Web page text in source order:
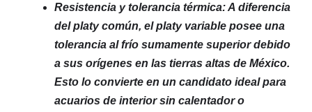
Resistencia y tolerancia térmica: A diferencia
del platy común, el platy variable posee una
tolerancia al frío sumamente superior debido
a sus orígenes en las tierras altas de México.
Esto lo convierte en un candidato ideal para
acuarios de interior sin calentador o